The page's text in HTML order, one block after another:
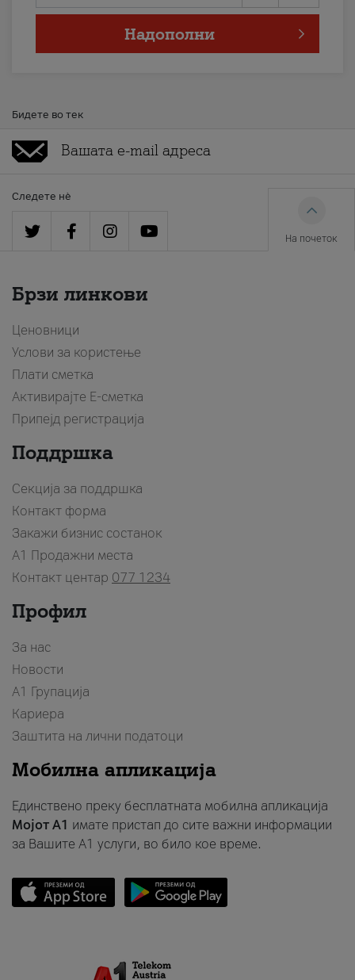
Надополни
Бидете во тек
Следете нè
На почеток
Брзи линкови
Ценовници
Услови за користење
Плати сметка
Активирајте Е-сметка
Припејд регистрација
Поддршка
Секција за поддршка
Контакт форма
Закажи бизнис состанок
A1 Продажни места
Контакт центар 077 1234
Профил
За нас
Новости
А1 Групација
Кариера
Заштита на лични податоци
Мобилна апликација
Единствено преку бесплатната мобилна апликација
Мојот A1 имате пристап до сите важни информации
за Вашите A1 услуги, во било кое време.